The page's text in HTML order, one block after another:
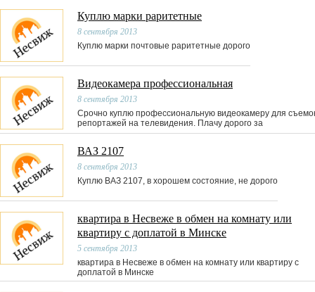
Куплю марки раритетные
8 сентября 2013
Куплю марки почтовые раритетные дорого
Видеокамера профессиональная
8 сентября 2013
Срочно куплю профессиональную видеокамеру для
репортажей на телевидения. Плачу дорого за
ВАЗ 2107
8 сентября 2013
Куплю ВАЗ 2107, в хорошем состояние, не дорого
квартира в Несвеже в обмен на комнату или
квартиру с доплатой в Минске
5 сентября 2013
квартира в Несвеже в обмен на комнату или квартиру с
доплатой в Минске